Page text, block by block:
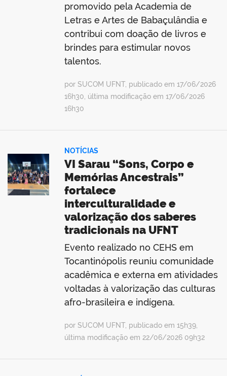
promovido pela Academia de
Letras e Artes de Babaçulândia e
contribui com doação de livros e
brindes para estimular novos
talentos.
por SUCOM UFNT, publicado em 17/06/2026
16h30, última modificação em 17/06/2026
16h30
NOTÍCIAS
VI Sarau “Sons, Corpo e
Memórias Ancestrais”
fortalece
interculturalidade e
valorização dos saberes
tradicionais na UFNT
Evento realizado no CEHS em
Tocantinópolis reuniu comunidade
acadêmica e externa em atividades
voltadas à valorização das culturas
afro-brasileira e indígena.
por SUCOM UFNT, publicado em 15h39,
última modificação em 22/06/2026 09h32